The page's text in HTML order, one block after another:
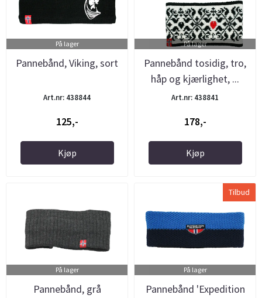
På lager
Pannebånd, Viking, sort
Art.nr: 438844
125,-
Kjøp
På lager
Pannebånd tosidig, tro,
håp og kjærlighet, ...
Art.nr: 438841
178,-
Kjøp
På lager
Pannebånd, grå
Tilbud
På lager
Pannebånd 'Expedition